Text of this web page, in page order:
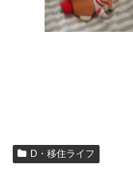
D・移住ライフ